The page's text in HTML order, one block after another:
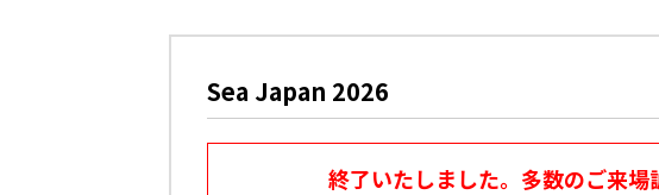
Sea Japan 2026
終了いたしました。多数のご来場